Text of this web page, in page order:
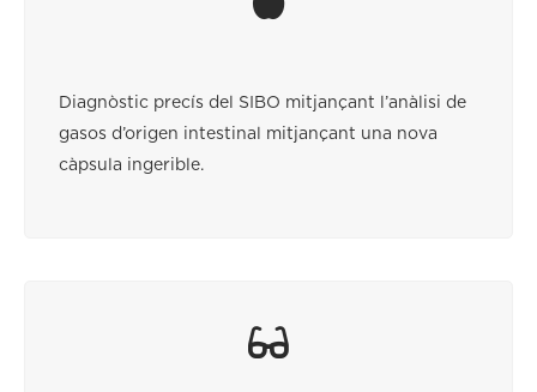
Diagnòstic precís del SIBO mitjançant l’anàlisi de
gasos d’origen intestinal mitjançant una nova
càpsula ingerible.